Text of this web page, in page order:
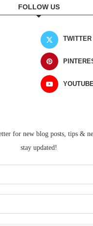
FOLLOW US
TWITTER
for new blog posts, tips &
stay updated!